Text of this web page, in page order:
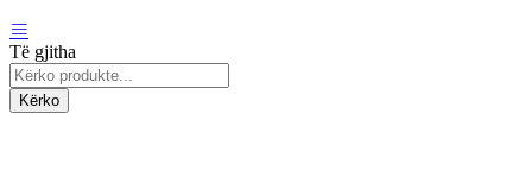
Të gjitha
Kërko